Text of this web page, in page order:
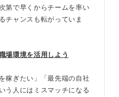
第で早くからチームを率い
チャンスも転がっていま
場環境を活用しよう
稼ぎたい」「最先端の自社
う人にはミスマッチになる